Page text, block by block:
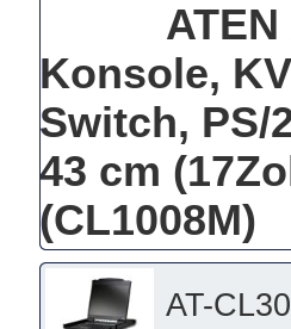
Konsole,
Switch, PS/
43 cm
(CL1008M)
AT-